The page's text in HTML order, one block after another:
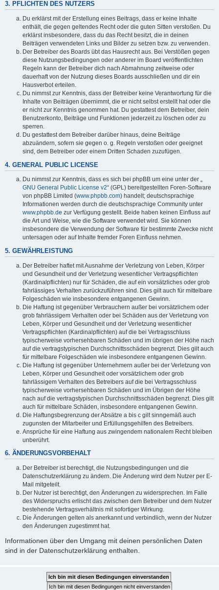
3. PFLICHTEN DES NUTZERS
Du erklärst mit der Erstellung eines Beitrags, dass er keine Inhalte
enthält, die gegen geltendes Recht oder die guten Sitten verstoßen. Du
erklärst insbesondere, dass du das Recht besitzt, die in deinen
Beiträgen verwendeten Links und Bilder zu setzen bzw. zu verwenden.
Der Betreiber des Boards übt das Hausrecht aus. Bei Verstößen gegen
diese Nutzungsbedingungen oder anderer im Board veröffentlichten
Regeln kann der Betreiber dich nach Abmahnung zeitweise oder
dauerhaft von der Nutzung dieses Boards ausschließen und dir ein
Hausverbot erteilen.
Du nimmst zur Kenntnis, dass der Betreiber keine Verantwortung für die
Inhalte von Beiträgen übernimmt, die er nicht selbst erstellt hat oder die
er nicht zur Kenntnis genommen hat. Du gestattest dem Betreiber, dein
Benutzerkonto, Beiträge und Funktionen jederzeit zu löschen oder zu
sperren.
Du gestattest dem Betreiber darüber hinaus, deine Beiträge
abzuändern, sofern sie gegen o. g. Regeln verstoßen oder geeignet
sind, dem Betreiber oder einem Dritten Schaden zuzufügen.
4. GENERAL PUBLIC LICENSE
Du nimmst zur Kenntnis, dass es sich bei phpBB um eine unter der „
GNU General Public License v2“ (GPL) bereitgestellten Foren-Software
von phpBB Limited (www.phpbb.com) handelt; deutschsprachige
Informationen werden durch die deutschsprachige Community unter
www.phpbb.de zur Verfügung gestellt. Beide haben keinen Einfluss auf
die Art und Weise, wie die Software verwendet wird. Sie können
insbesondere die Verwendung der Software für bestimmte Zwecke nicht
untersagen oder auf Inhalte fremder Foren Einfluss nehmen.
5. GEWÄHRLEISTUNG
Der Betreiber haftet mit Ausnahme der Verletzung von Leben, Körper
und Gesundheit und der Verletzung wesentlicher Vertragspflichten
(Kardinalpflichten) nur für Schäden, die auf ein vorsätzliches oder grob
fahrlässiges Verhalten zurückzuführen sind. Dies gilt auch für mittelbare
Folgeschäden wie insbesondere entgangenen Gewinn.
Die Haftung ist gegenüber Verbrauchern außer bei vorsätzlichem oder
grob fahrlässigem Verhalten oder bei Schäden aus der Verletzung von
Leben, Körper und Gesundheit und der Verletzung wesentlicher
Vertragspflichten (Kardinalpflichten) auf die bei Vertragsschluss
typischerweise vorhersehbaren Schäden und im übrigen der Höhe nach
auf die vertragstypischen Durchschnittsschäden begrenzt. Dies gilt auch
für mittelbare Folgeschäden wie insbesondere entgangenen Gewinn.
Die Haftung ist gegenüber Unternehmern außer bei der Verletzung von
Leben, Körper und Gesundheit oder vorsätzlichem oder grob
fahrlässigem Verhalten des Betreibers auf die bei Vertragsschluss
typischerweise vorhersehbaren Schäden und im Übrigen der Höhe
nach auf die vertragstypischen Durchschnittsschäden begrenzt. Dies gilt
auch für mittelbare Schäden, insbesondere entgangenen Gewinn.
Die Haftungsbegrenzung der Absätze a bis c gilt sinngemäß auch
zugunsten der Mitarbeiter und Erfüllungsgehilfen des Betreibers.
Ansprüche für eine Haftung aus zwingendem nationalem Recht bleiben
unberührt.
6. ÄNDERUNGSVORBEHALT
Der Betreiber ist berechtigt, die Nutzungsbedingungen und die
Datenschutzerklärung zu ändern. Die Änderung wird dem Nutzer per E-
Mail mitgeteilt.
Der Nutzer ist berechtigt, den Änderungen zu widersprechen. Im Falle
des Widerspruchs erlischt das zwischen dem Betreiber und dem Nutzer
bestehende Vertragsverhältnis mit sofortiger Wirkung.
Die Änderungen gelten als anerkannt und verbindlich, wenn der Nutzer
den Änderungen zugestimmt hat.
Informationen über den Umgang mit deinen persönlichen Daten
sind in der Datenschutzerklärung enthalten.